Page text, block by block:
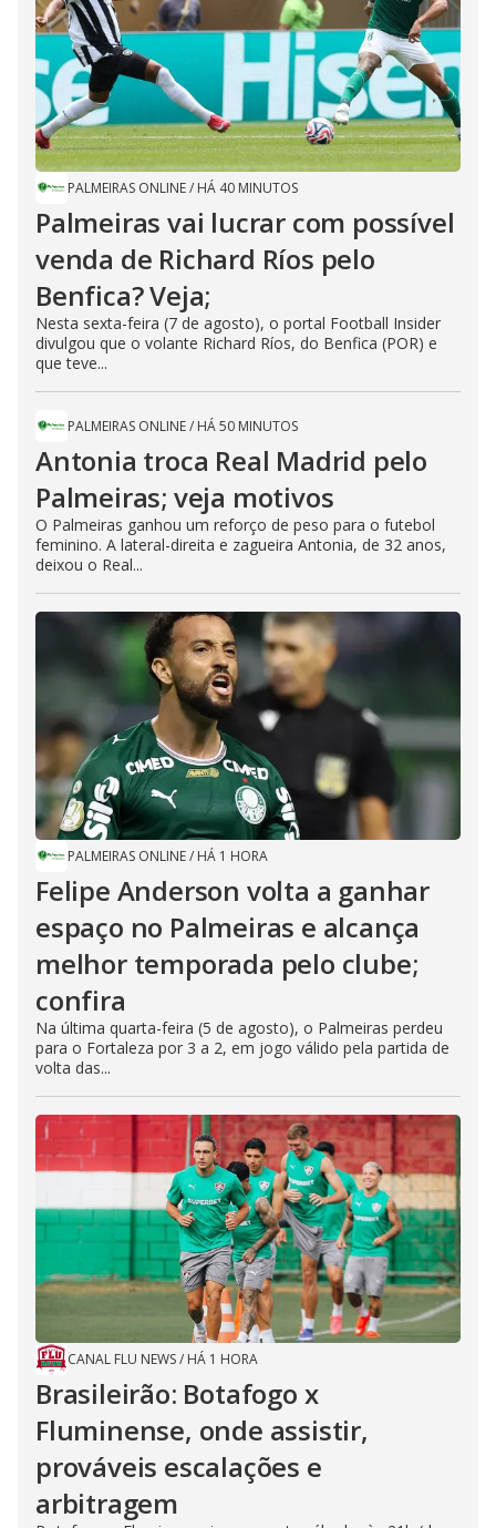
PALMEIRAS ONLINE/ HÁ 40 MINUTOS
Palmeiras vai lucrar com possível
venda de Richard Ríos pelo
Benfica? Veja;
Nesta sexta-feira (7 de agosto), o portal Football Insider
divulgou que o volante Richard Ríos, do Benfica (POR) e
que teve...
PALMEIRAS ONLINE/ HÁ 50 MINUTOS
Antonia troca Real Madrid pelo
Palmeiras; veja motivos
O Palmeiras ganhou um reforço de peso para o futebol
feminino. A lateral-direita e zagueira Antonia, de 32 anos,
deixou o Real...
PALMEIRAS ONLINE/ HÁ 1 HORA
Felipe Anderson volta a ganhar
espaço no Palmeiras e alcança
melhor temporada pelo clube;
confira
Na última quarta-feira (5 de agosto), o Palmeiras perdeu
para o Fortaleza por 3 a 2, em jogo válido pela partida de
volta das...
CANAL FLU NEWS/ HÁ 1 HORA
Brasileirão: Botafogo x
Fluminense, onde assistir,
prováveis escalações e
arbitragem